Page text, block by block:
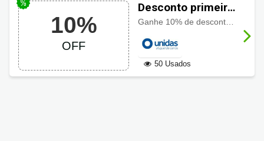
10%
OFF
Desconto primeira
compra Unidas
com 10%
50 Usados